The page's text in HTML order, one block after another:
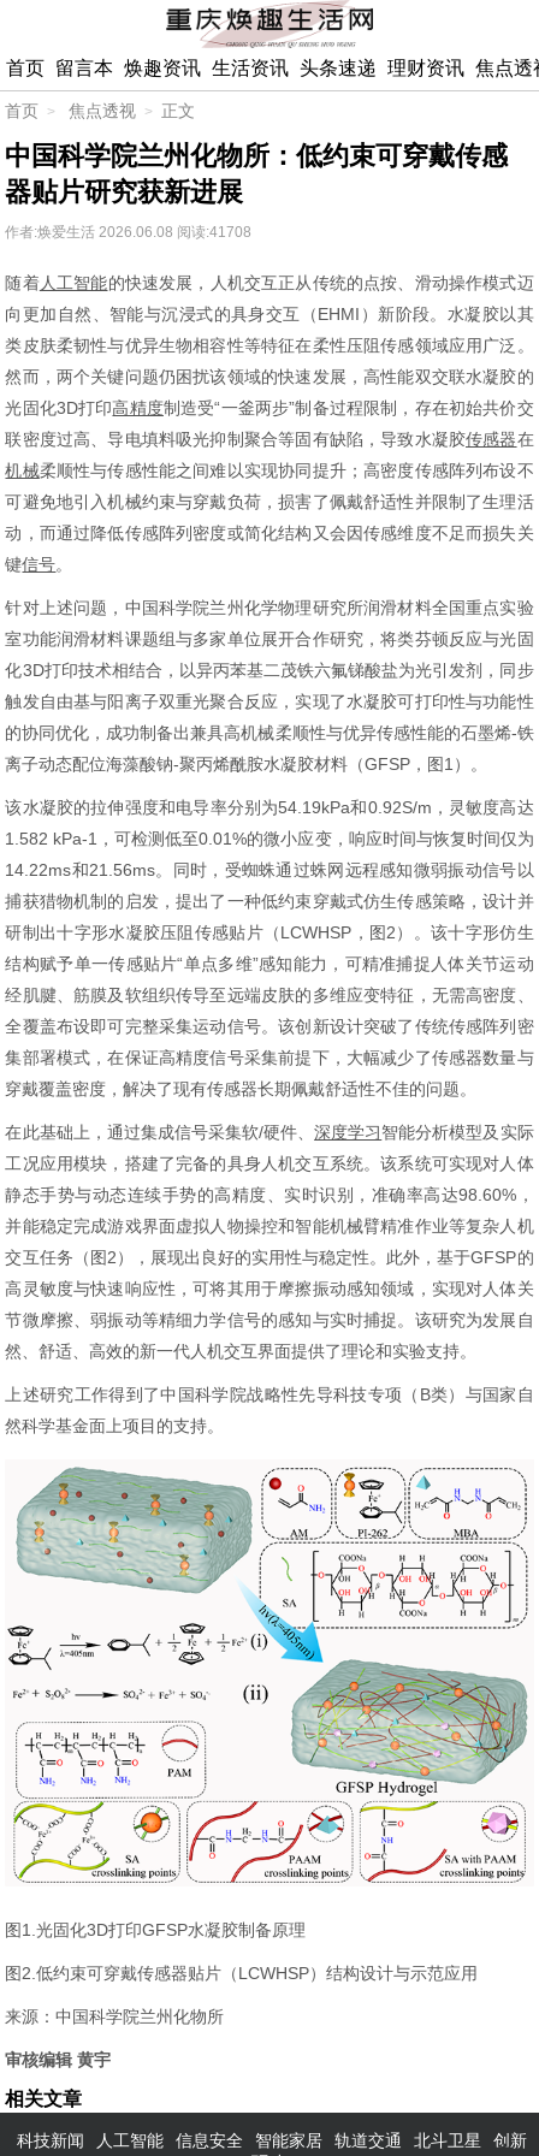
首页 留言本 焕趣资讯 生活资讯 头条速递 理财资讯 焦点透
首页 焦点透视 正文
中国科学院兰州化物所：低约束可穿戴传感
器贴片研究获新进展
作者:焕爱生活 2026.06.08 阅读:41708
随着 人工智能的快速发展，人机交互正从传统的点按、滑动操作模式迈
向更加自然、智能与沉浸式的具身交互（EHMI）新阶段。水凝胶以其
类皮肤柔韧性与优异生物相容性等特征在柔性压阻传感领域应用广泛。
然而，两个关键问题仍困扰该领域的快速发展，高性能双交联水凝胶的
光固化3D打印高精度制造受“一釜两步”制备过程限制，存在初始共价交
联密度过高、导电填料吸光抑制聚合等固有缺陷，导致水凝胶传感器在
机械柔顺性与传感性能之间难以实现协同提升；高密度传感阵列布设不
可避免地引入机械约束与穿戴负荷，损害了佩戴舒适性并限制了生理活
动，而通过降低传感阵列密度或简化结构又会因传感维度不足而损失关
键信号。
针对上述问题，中国科学院兰州化学物理研究所润滑材料全国重点实验
室功能润滑材料课题组与多家单位展开合作研究，将类芬顿反应与光固
化3D打印技术相结合，以异丙苯基二茂铁六氟锑酸盐为光引发剂，同步
触发自由基与阳离子双重光聚合反应，实现了水凝胶可打印性与功能性
的协同优化，成功制备出兼具高机械柔顺性与优异传感性能的石墨烯-铁
离子动态配位海藻酸钠-聚丙烯酰胺水凝胶材料（GFSP，图1）。
该水凝胶的拉伸强度和电导率分别为54.19kPa和0.92S/m，灵敏度高达
1.582 kPa-1，可检测低至0.01%的微小应变，响应时间与恢复时间仅为
14.22ms和21.56ms。同时，受蜘蛛通过蛛网远程感知微弱振动信号以
捕获猎物机制的启发，提出了一种低约束穿戴式仿生传感策略，设计并
研制出十字形水凝胶压阻传感贴片（LCWHSP，图2）。该十字形仿生
结构赋予单一传感贴片“单点多维”感知能力，可精准捕捉人体关节运动
经肌腱、筋膜及软组织传导至远端皮肤的多维应变特征，无需高密度、
全覆盖布设即可完整采集运动信号。该创新设计突破了传统传感阵列密
集部署模式，在保证高精度信号采集前提下，大幅减少了传感器数量与
穿戴覆盖密度，解决了现有传感器长期佩戴舒适性不佳的问题。
在此基础上，通过集成信号采集软/硬件、深度学习智能分析模型及实际
工况应用模块，搭建了完备的具身人机交互系统。该系统可实现对人体
静态手势与动态连续手势的高精度、实时识别，准确率高达98.60%，
并能稳定完成游戏界面虚拟人物操控和智能机械臂精准作业等复杂人机
交互任务（图2），展现出良好的实用性与稳定性。此外，基于GFSP的
高灵敏度与快速响应性，可将其用于摩擦振动感知领域，实现对人体关
节微摩擦、弱振动等精细力学信号的感知与实时捕捉。该研究为发展自
然、舒适、高效的新一代人机交互界面提供了理论和实验支持。
上述研究工作得到了中国科学院战略性先导科技专项（B类）与国家自
然科学基金面上项目的支持。
图1.光固化3D打印GFSP水凝胶制备原理
图2.低约束可穿戴传感器贴片（LCWHSP）结构设计与示范应用
来源：中国科学院兰州化物所
审核编辑 黄宇
相关文章
科技新闻 人工智能 信息安全 智能家居 轨道交通 北斗卫星
创新